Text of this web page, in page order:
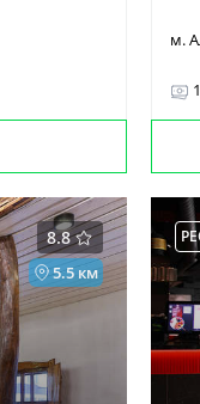
м.
8.8
5.5 км